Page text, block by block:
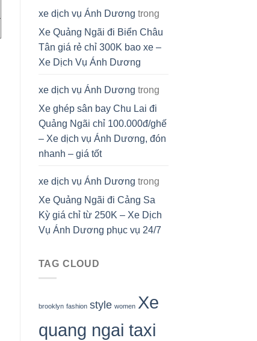
xe dịch vụ Ánh Dương trong
Xe Quảng Ngãi đi Biển Châu
Tân giá rẻ chỉ 300K bao xe –
Xe Dịch Vụ Ánh Dương
xe dịch vụ Ánh Dương trong
Xe ghép sân bay Chu Lai đi
Quảng Ngãi chỉ 100.000đ/ghế
– Xe dịch vụ Ánh Dương, đón
nhanh – giá tốt
xe dịch vụ Ánh Dương trong
Xe Quảng Ngãi đi Cảng Sa
Kỳ giá chỉ từ 250K – Xe Dịch
Vụ Ánh Dương phục vụ 24/7
TAG CLOUD
brooklyn fashion style women Xe
quang ngai taxi